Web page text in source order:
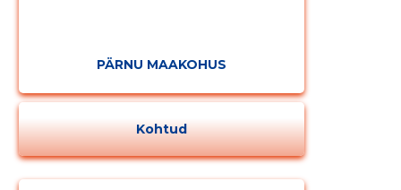
PÄRNU MAAKOHUS
Kohtud